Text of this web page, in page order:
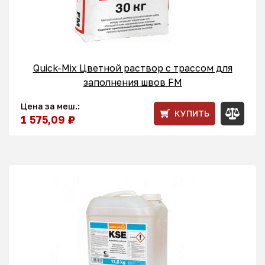
Quick-Mix Цветной раствор с трассом для
заполнения швов FM
Цена за меш.:
1 575,09 ₽ КУПИТЬ